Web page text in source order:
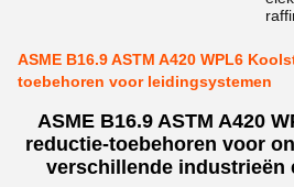
ASME B16.9 ASTM A420 WPL6
toebehoren voor leidingsystemen
ASME B16.9 ASTM A420
reductie-toebehoren voor
verschillende industrieën